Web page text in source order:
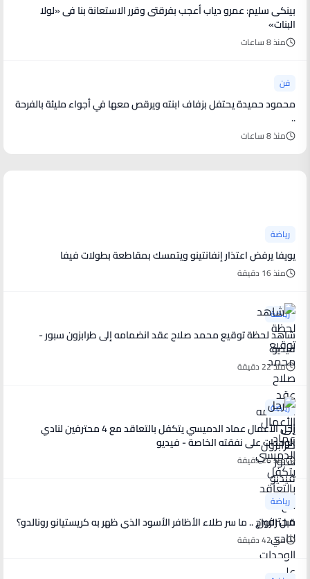
بينكى سليم: عمرو دياب أعجب بفرقتى وقرر الاستعانة بنا فى «لولا
البنات»
منذ 8 ساعات
فن
محمود حميدة يحتفل بزفاف ابنته ويرقص معها في أجواء مليئة بالفرحة
..
منذ 8 ساعات
رياضة
يويفا يرفض اعتذار إنفانتينو ويتمسك بمقاطعة بطولات فيفا
منذ 16 دقيقة
رياضة
شاهد لحظة توقيع محمد صلاح عقد انضمامه إلى طرابزون سبور -
فيديو
منذ 22 دقيقة
رياضة
رجل الأعمال عماد الدميسي يتكفل بالتعاقد مع 4 محترفين لنادي
الوحدات على نفقته الخاصة - فيديو
منذ 26 دقيقة
رياضة
قبل الزواج .. ما سر طلاء الأظافر الأسود الذي ظهر به كريستيانو رونالدو؟
منذ 42 دقيقة